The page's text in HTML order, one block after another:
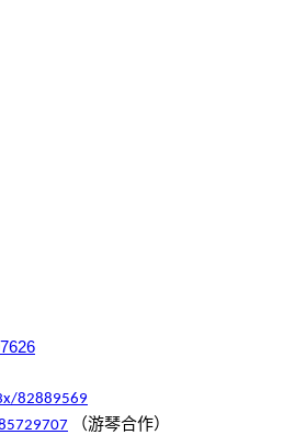
82889569
（游琴合作）